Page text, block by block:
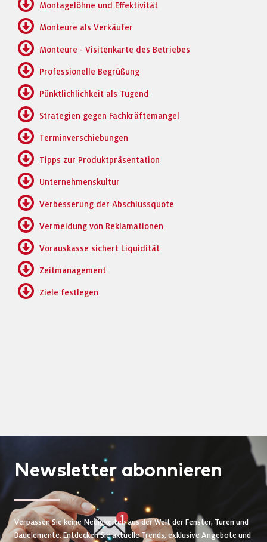
Montagelöhne und Effektivität
Monteure als Verkäufer
Monteure - Visitenkarte des Betriebes
Professionelle Begrüßung
Pünktlichlichkeit als Tugend
Strategien gegen Fachkräftemangel
Terminverschiebungen
Tipps zur Produktpräsentation
Unternehmenskultur
Verbesserung der Abschlussquote
Vermeidung von Reklamationen
Vorauskasse sichert Liquidität
Zeitmanagement
Ziele festlegen
Newsletter abonnieren
Verpassen Sie keine Neuigkeiten aus der Welt der Fenster, Türen und
Bauelemente. Entdecken Sie aktuelle Trends, exklusive Angebote und